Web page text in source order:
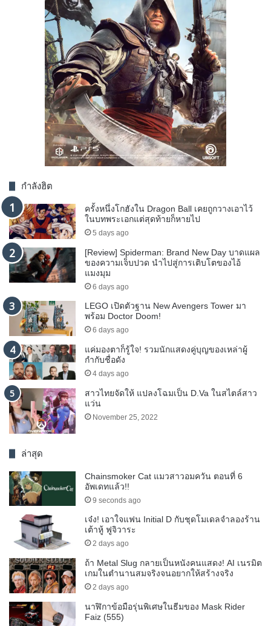
กำลังฮิต
ครั้งหนึ่งโกฮังใน Dragon Ball เคยถูกวางเอาไว้
ในบทพระเอกแต่สุดท้ายก็หายไป
5 days ago
[Review] Spiderman: Brand New Day บาดแผล
ของความเจ็บปวด นำไปสู่การเติบโตของไอ้
แมงมุม
6 days ago
LEGO เปิดตัวฐาน New Avengers Tower มา
พร้อม Doctor Doom!
6 days ago
แค่มองตาก็รู้ใจ! รวมนักแสดงคู่บุญของเหล่าผู้
กำกับชื่อดัง
4 days ago
สาวไทยจัดให้ แปลงโฉมเป็น D.Va ในสไตล์สาว
แว่น
November 25, 2022
ล่าสุด
Chainsmoker Cat แมวสาวอมควัน ตอนที่ 6
อัพเดทแล้ว!!
9 seconds ago
เจ๋ง! เอาใจแฟน Initial D กับชุดโมเดลจำลองร้าน
เต้าหู้ ฟูจิวาระ
2 days ago
ถ้า Metal Slug กลายเป็นหนังคนแสดง! AI เนรมิต
เกมในตำนานสมจริงจนอยากให้สร้างจริง
2 days ago
นาฬิกาข้อมือรุ่นพิเศษในธีมของ Mask Rider
Faiz (555)